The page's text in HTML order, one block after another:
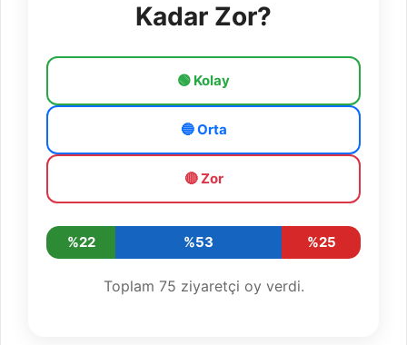
Kadar Zor?
🟢 Kolay
🔵 Orta
🔴 Zor
%22 %53 %25
Toplam 75 ziyaretçi oy verdi.